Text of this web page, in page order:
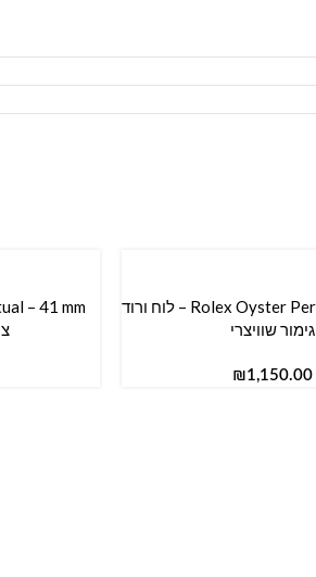
Rolex Oyster Perpetual – 34 mm – לוח ורוד
גימור שוויצרי
₪
הוספה לסל